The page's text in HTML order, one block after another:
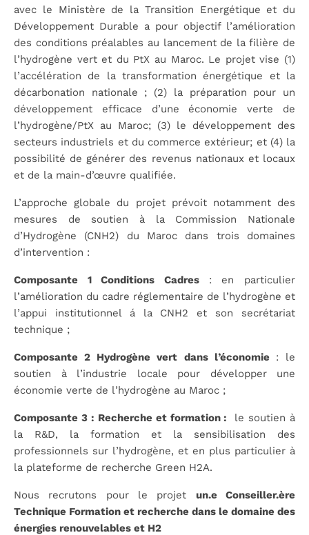
avec le Ministère de la Transition Energétique et du
Développement Durable a pour objectif l’amélioration
des conditions préalables au lancement de la filière de
l’hydrogène vert et du PtX au Maroc. Le projet vise (1)
l’accélération de la transformation énergétique et la
décarbonation nationale ; (2) la préparation pour un
développement efficace d’une économie verte de
l’hydrogène/PtX au Maroc; (3) le développement des
secteurs industriels et du commerce extérieur; et (4) la
possibilité de générer des revenus nationaux et locaux
et de la main-d’œuvre qualifiée.
L’approche globale du projet prévoit notamment des
mesures de soutien à la Commission Nationale
d’Hydrogène (CNH2) du Maroc dans trois domaines
d’intervention :
Composante 1 Conditions Cadres : en particulier
l’amélioration du cadre réglementaire de l’hydrogène et
l’appui institutionnel á la CNH2 et son secrétariat
technique ;
Composante 2 Hydrogène vert dans l’économie : le
soutien à l’industrie locale pour développer une
économie verte de l’hydrogène au Maroc ;
Composante 3 : Recherche et formation :
le soutien à
la R&D, la formation et la sensibilisation des
professionnels sur l’hydrogène, et en plus particulier à
la plateforme de recherche Green H2A.
Nous recrutons pour le projet un.e Conseiller.ère
Technique Formation et recherche dans le domaine des
énergies renouvelables et H2